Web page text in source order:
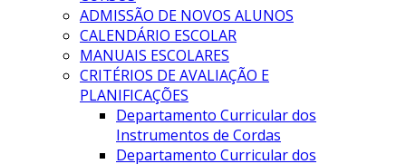
ADMISSÃO DE NOVOS ALUNOS
CALENDÁRIO ESCOLAR
MANUAIS ESCOLARES
CRITÉRIOS DE AVALIAÇÃO E
PLANIFICAÇÕES
Departamento Curricular dos
Instrumentos de Cordas
Departamento Curricular dos